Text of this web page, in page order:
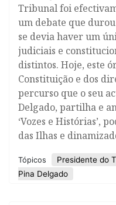
Tribunal foi
um debate que
se devia haver um
judiciais e
distintos. Hoje, este
Constituição e dos
percurso que o seu
Delgado, partilha e
‘Vozes e Histórias’,
das Ilhas e
Tópicos Presidente do
Pina Delgado